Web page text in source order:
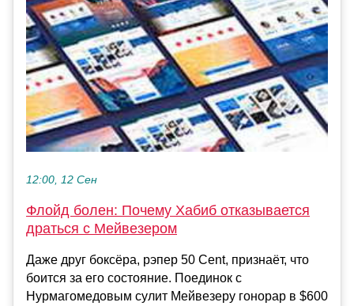
12:00, 12 Сен
Флойд болен: Почему Хабиб отказывается
драться с Мейвезером
Даже друг боксёра, рэпер 50 Cent, признаёт, что
боится за его состояние. Поединок с
Нурмагомедовым сулит Мейвезеру гонорар в $600